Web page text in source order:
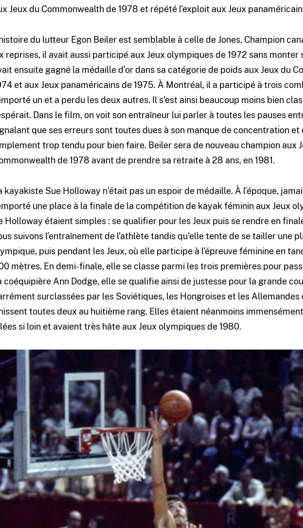
Jeux du Commonwealth de 1978 et répété l’exploit aux Jeux
du lutteur Egon Beiler est semblable à celle de Jones. Champion
reprises, il avait aussi participé aux Jeux olympiques de 1972 sans monter
ensuite gagné la médaille d’or dans sa catégorie de poids aux Jeux du
et aux Jeux panaméricains de 1975. À Montréal, il a participé à trois
un et a perdu les deux autres. Il s’est ainsi beaucoup moins bien
Dans le film, on voit son entraîneur lui parler à toutes les pauses
que ses erreurs sont toutes dues à son manque de concentration et
trop tendu pour bien faire. Beiler sera de nouveau champion aux
de 1978 avant de prendre sa retraite à 28 ans, en 1981.
kayakiste Sue Holloway n’était pas un espoir de médaille. À l’époque,
une place à la finale de la compétition de kayak féminin aux Jeux
Holloway étaient simples : se qualifier pour les Jeux puis se rendre en
suivons l’entraînement de l’athlète tandis qu’elle tente de se tailler une
puis pendant les Jeux, où elle participe à l’épreuve féminine en
mètres. En demi-finale, elle se classe parmi les trois premières pour
coéquipière Ann Dodge, elle se qualifie ainsi de justesse pour la grande
surclassées par les Soviétiques, les Hongroises et les Allemandes
toutes deux au huitième rang. Elles étaient néanmoins
si loin et avaient très hâte aux Jeux olympiques de 1980.